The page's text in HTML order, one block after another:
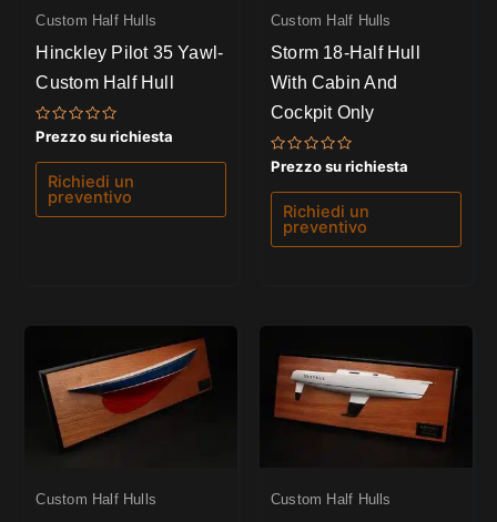
Custom Half Hulls
Hinckley Pilot 35 Yawl-
Custom Half Hull
Valutato
0
su
Prezzo su richiesta
Richiedi un
preventivo
Custom Half Hulls
Storm 18-Half Hull
With Cabin And
Cockpit Only
Valutato
0
su
Prezzo su richiesta
Richiedi un
preventivo
Custom Half Hulls Custom Half Hulls